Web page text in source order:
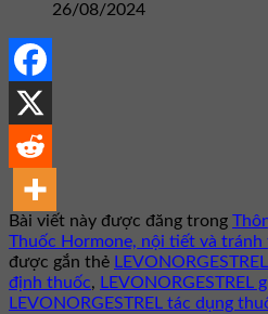
26/08/2024
Bài viết này được đăng trong
Thuốc Hormone, nội tiết và tránh
được gắn thẻ LEVONORGESTREL
định thuốc, LEVONORGESTREL
LEVONORGESTREL tác dụng